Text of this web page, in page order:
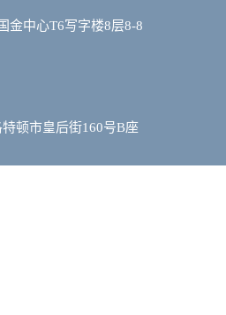
金中心T6写字楼8层8-8
顿市皇后街160号B座